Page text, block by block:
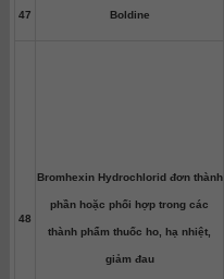
47 Boldine
48
Bromhexin Hydrochlorid đơn thành
phần hoặc phối hợp trong các
thành phẩm thuốc ho, hạ nhiệt,
giảm đau